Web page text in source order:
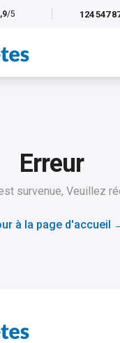
124 547
/5
Erreur
survenue, Veuillez
à la page d'accueil